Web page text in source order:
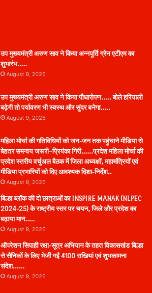
उप मुख्यमंत्री अरुण साव ने किया अन्नपूर्ति ग्रेन एटीएम का
शुभारंभ…..
August 9, 2026
उप मुख्यमंत्री अरुण साव ने किया पौधारोपण….. बोले हरियाली
बढ़ेगी तो पर्यावरण भी स्वस्थ और सुंदर बनेगा…..
August 9, 2026
महिला मोर्चा की गतिविधियों को जन-जन तक पहुंचाने मीडिया से
बेहतर समन्वय जरूरी–प्रियंका गिरी……प्रदेश महिला मोर्चा की
प्रदेश स्तरीय वर्चुअल बैठक में जिला अध्यक्षों, महामंत्रियों एवं
मीडिया प्रभारियों को दिए आवश्यक दिशा-निर्देश..
August 9, 2026
बिल्हा ब्लॉक की दो छात्राओं का INSPIRE MANAK (NLPEC
2024-25) के राष्ट्रीय स्तर पर चयन, जिले और प्रदेश का
बढ़ाया मान…..
August 9, 2026
ऑपरेशन सिपाही रक्षा-सूत्र अभियान के तहत विकासखंड बिल्हा
से सैनिकों के लिए भेजी गईं 4100 राखियां एवं शुभकामना
संदेश……
August 9, 2026